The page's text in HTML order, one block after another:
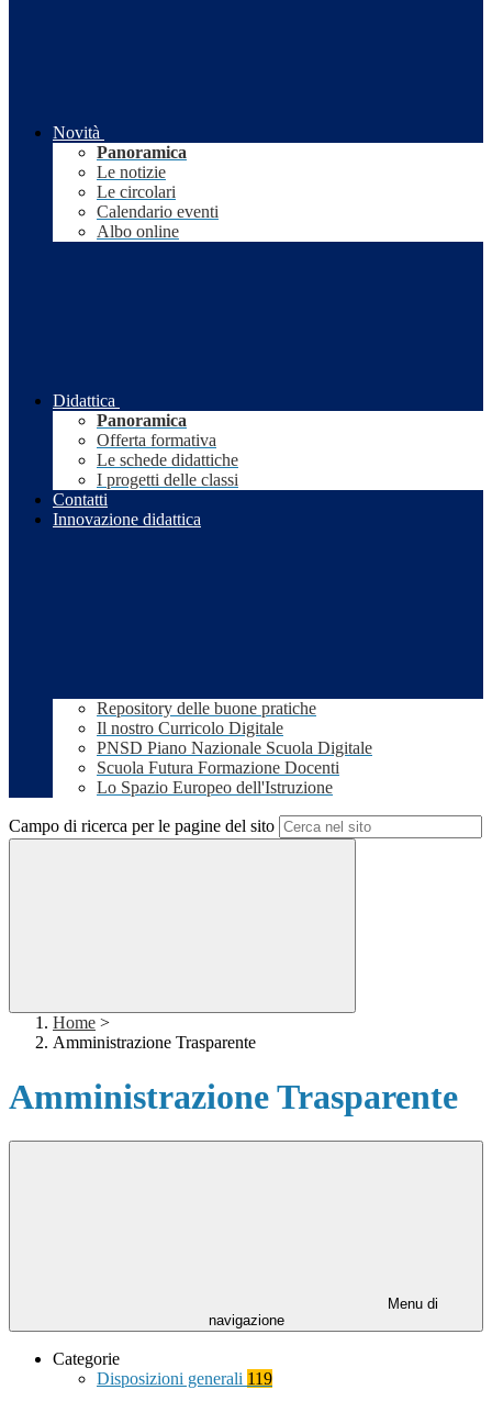
Novità
Panoramica
Le notizie
Le circolari
Calendario eventi
Albo online
Didattica
Panoramica
Offerta formativa
Le schede didattiche
I progetti delle classi
Contatti
Innovazione didattica
Repository delle buone pratiche
Il nostro Curricolo Digitale
PNSD Piano Nazionale Scuola Digitale
Scuola Futura Formazione Docenti
Lo Spazio Europeo dell'Istruzione
Campo di ricerca per le pagine del sito
Home >
Amministrazione Trasparente
Amministrazione Trasparente
Menu di
navigazione
Categorie
Disposizioni generali 119